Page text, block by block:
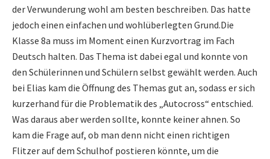
der Verwunderung wohl am besten beschreiben. Das hatte
jedoch einen einfachen und wohlüberlegten Grund.Die
Klasse 8a muss im Moment einen Kurzvortrag im Fach
Deutsch halten. Das Thema ist dabei egal und konnte von
den Schülerinnen und Schülern selbst gewählt werden. Auch
bei Elias kam die Öffnung des Themas gut an, sodass er sich
kurzerhand für die Problematik des „Autocross“ entschied.
Was daraus aber werden sollte, konnte keiner ahnen. So
kam die Frage auf, ob man denn nicht einen richtigen
Flitzer auf dem Schulhof postieren könnte, um die